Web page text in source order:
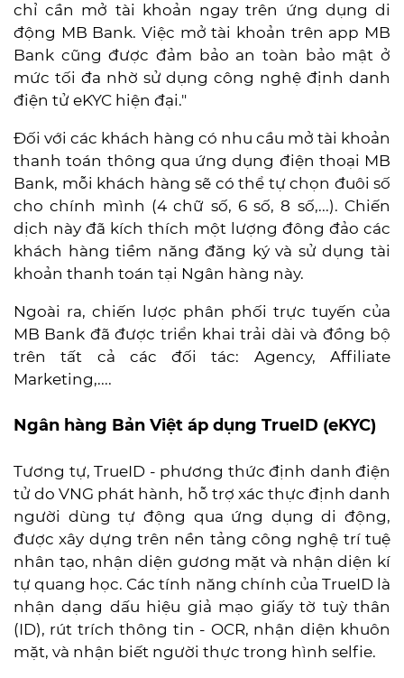
chỉ cần mở tài khoản ngay trên ứng dụng di
động MB Bank. Việc mở tài khoản trên app MB
Bank cũng được đảm bảo an toàn bảo mật ở
mức tối đa nhờ sử dụng công nghệ định danh
điện tử eKYC hiện đại."
Đối với các khách hàng có nhu cầu mở tài khoản
thanh toán thông qua ứng dụng điện thoại MB
Bank, mỗi khách hàng sẽ có thể tự chọn đuôi số
cho chính mình (4 chữ số, 6 số, 8 số,...). Chiến
dịch này đã kích thích một lượng đông đảo các
khách hàng tiềm năng đăng ký và sử dụng tài
khoản thanh toán tại Ngân hàng này.
Ngoài ra, chiến lược phân phối trực tuyến của
MB Bank đã được triển khai trải dài và đồng bộ
trên tất cả các đối tác: Agency, Affiliate
Marketing,....
Ngân hàng Bản Việt áp dụng TrueID (eKYC)
Tương tự, TrueID - phương thức định danh điện
tử do VNG phát hành, hỗ trợ xác thực định danh
người dùng tự động qua ứng dụng di động,
được xây dựng trên nền tảng công nghệ trí tuệ
nhân tạo, nhận diện gương mặt và nhận diện kí
tự quang học. Các tính năng chính của TrueID là
nhận dạng dấu hiệu giả mạo giấy tờ tuỳ thân
(ID), rút trích thông tin - OCR, nhận diện khuôn
mặt, và nhận biết người thực trong hình selfie.